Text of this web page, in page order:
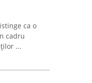
ca o
cadru
...